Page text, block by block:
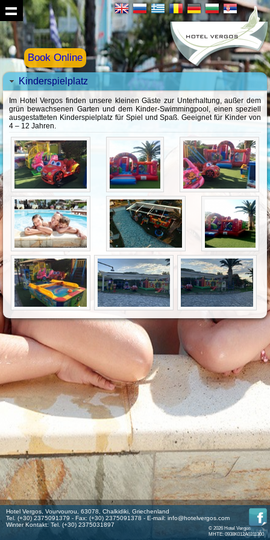
Book Online
Kinderspielplatz
Im Hotel Vergos finden unsere kleinen Gäste zur Unterhaltung, außer dem
grün bewachsenen Garten und dem Kinder-Swimmingpool, einen speziell
ausgestatteten Kinderspielplatz für Spiel und Spaß. Geeignet für Kinder von
4 – 12 Jahren.
Hotel Vergos, Vourvourou, 63078, Chalkidiki, Griechenland
Tel. (+30) 2375091379 - Fax: (+30) 2375091378 - E-mail: info@hotelvergos.com
Winter Kontakt: Tel. (+30) 2375031897
© 2026 Hotel Vergos
MHTE: 0938K012A0311300